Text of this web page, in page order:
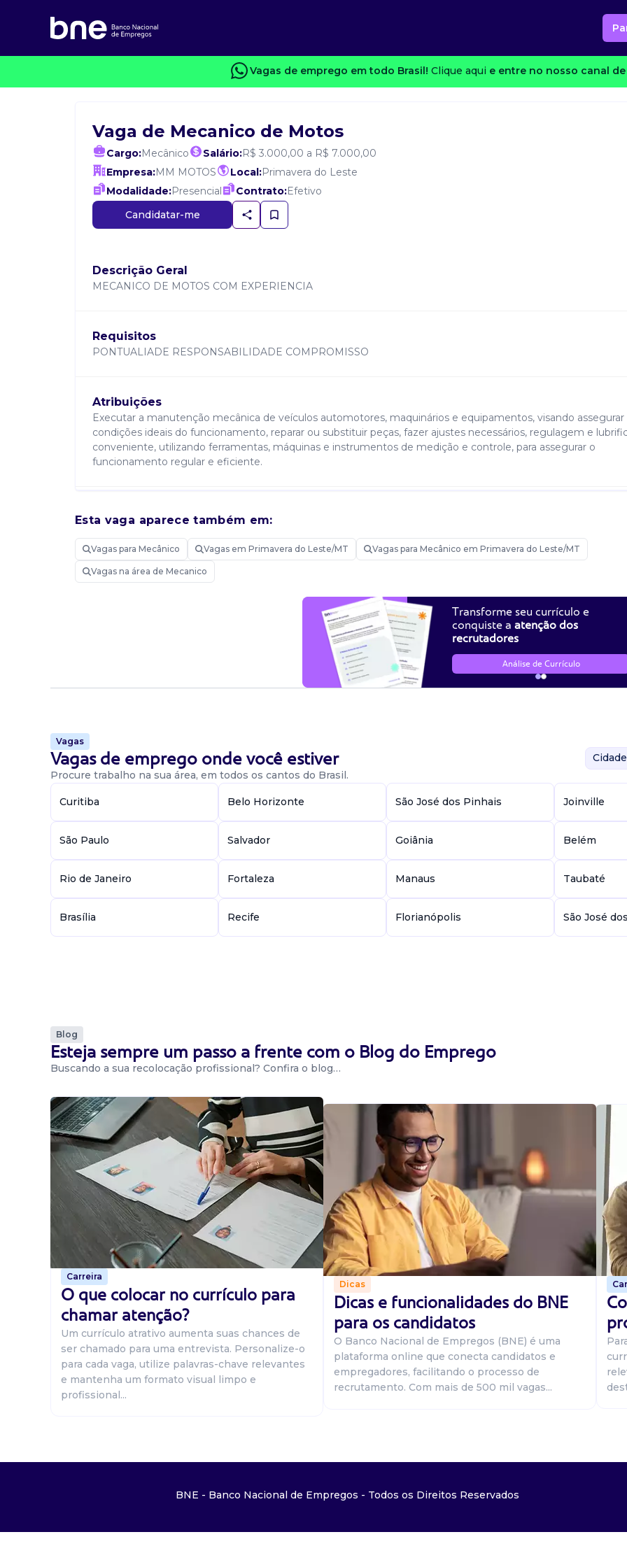
Vagas de emprego em todo Brasil! Clique aqui e entre no nosso canal
Vaga de Mecanico de Motos
Cargo:Mecânico Salário:R$ 3.000,00 a R$ 7.000,00
Empresa:MM MOTOS Local:Primavera do Leste
Modalidade:Presencial Contrato:Efetivo
Candidatar-me
Descrição Geral
MECANICO DE MOTOS COM EXPERIENCIA
Requisitos
PONTUALIADE RESPONSABILIDADE COMPROMISSO
Atribuições
Executar a manutenção mecânica de veículos automotores, maquinários e equipamentos, visando assegurar
condições ideais do funcionamento, reparar ou substituir peças, fazer ajustes necessários, regulagem e
conveniente, utilizando ferramentas, máquinas e instrumentos de medição e controle, para assegurar o
funcionamento regular e eficiente.
Candidatar-me
Esta vaga aparece também em:
Vagas para Mecânico Vagas em Primavera do Leste/MT Vagas para Mecânico em Primavera do Leste/MT
Vagas na área de Mecanico
Transforme seu currículo e
conquiste a atenção dos
recrutadores
Análise de Currículo
Vagas
Vagas de emprego onde você estiver
Procure trabalho na sua área, em todos os cantos do Brasil.
Curitiba Belo Horizonte São José dos Pinhais Joinville
São Paulo Salvador Goiânia Belém
Rio de Janeiro Fortaleza Manaus Taubaté
Brasília Recife Florianópolis São José
Blog
Esteja sempre um passo a frente com o Blog do Emprego
Buscando a sua recolocação profissional? Confira o blog…
Carreira
O que colocar no currículo para
chamar atenção?
Um currículo atrativo aumenta suas chances de
ser chamado para uma entrevista. Personalize-o
para cada vaga, utilize palavras-chave relevantes
e mantenha um formato visual limpo e
profissional...
Dicas
Dicas e funcionalidades do BNE
para os candidatos
O Banco Nacional de Empregos (BNE) é uma
plataforma online que conecta candidatos e
empregadores, facilitando o processo de
recrutamento. Com mais de 500 mil vagas...
BNE - Banco Nacional de Empregos - Todos os Direitos Reservados